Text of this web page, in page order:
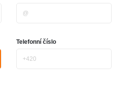
Telefonní číslo